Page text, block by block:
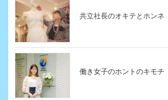
共立社長のオキテとホンネ
働き女子のホントのキモチ